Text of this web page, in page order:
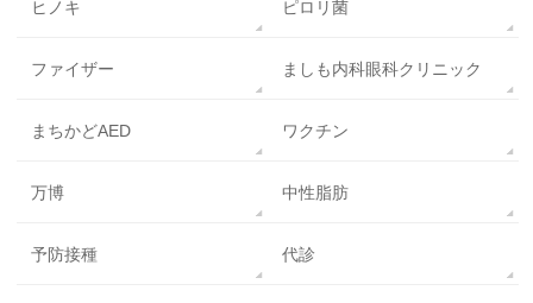
ヒノキ ピロリ菌
ファイザー ましも内科眼科クリニック
まちかどAED ワクチン
万博 中性脂肪
予防接種 代診